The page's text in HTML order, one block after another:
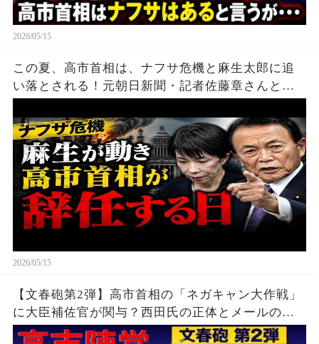
2026/05/15
この夏、高市首相は、ナフサ危機と麻生太郎に追
い落とされる！元朝日新聞・記者佐藤章さんと一
2026/05/15
【文春砲第2弾】高市首相の「ネガキャン大作戦」
に大臣補佐官が関与？西田氏の正体とメールの衝
撃内容